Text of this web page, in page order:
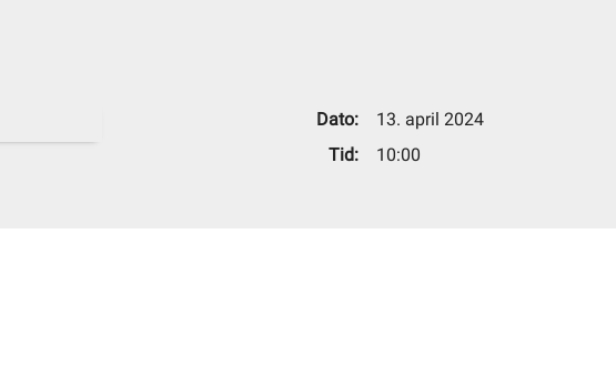
Dato:
13. april 2024
Tid:
10:00